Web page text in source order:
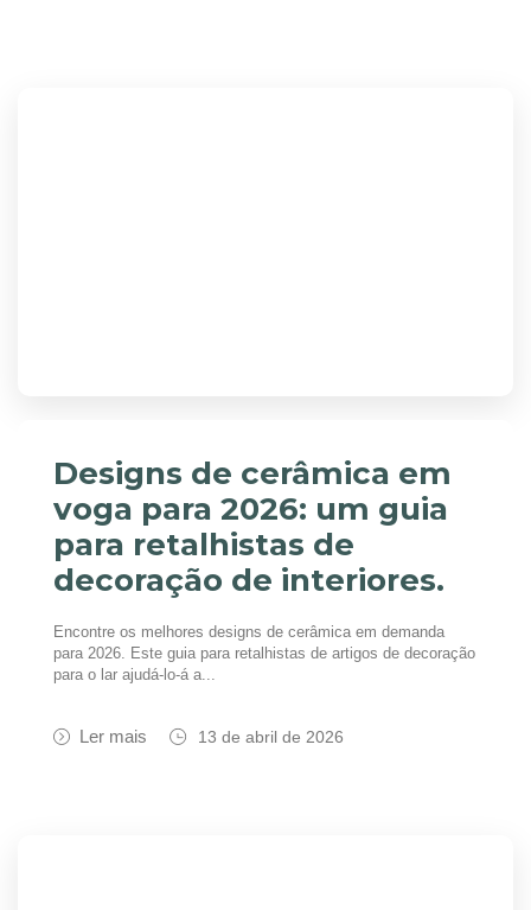
Designs de cerâmica em
voga para 2026: um guia
para retalhistas de
decoração de interiores.
Encontre os melhores designs de cerâmica em demanda
para 2026. Este guia para retalhistas de artigos de decoração
para o lar ajudá-lo-á a...
Ler mais 13 de abril de 2026